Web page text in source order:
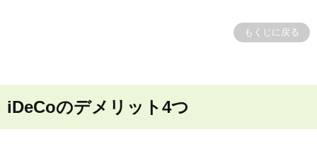
もくじに戻る
iDeCoのデメリット4つ